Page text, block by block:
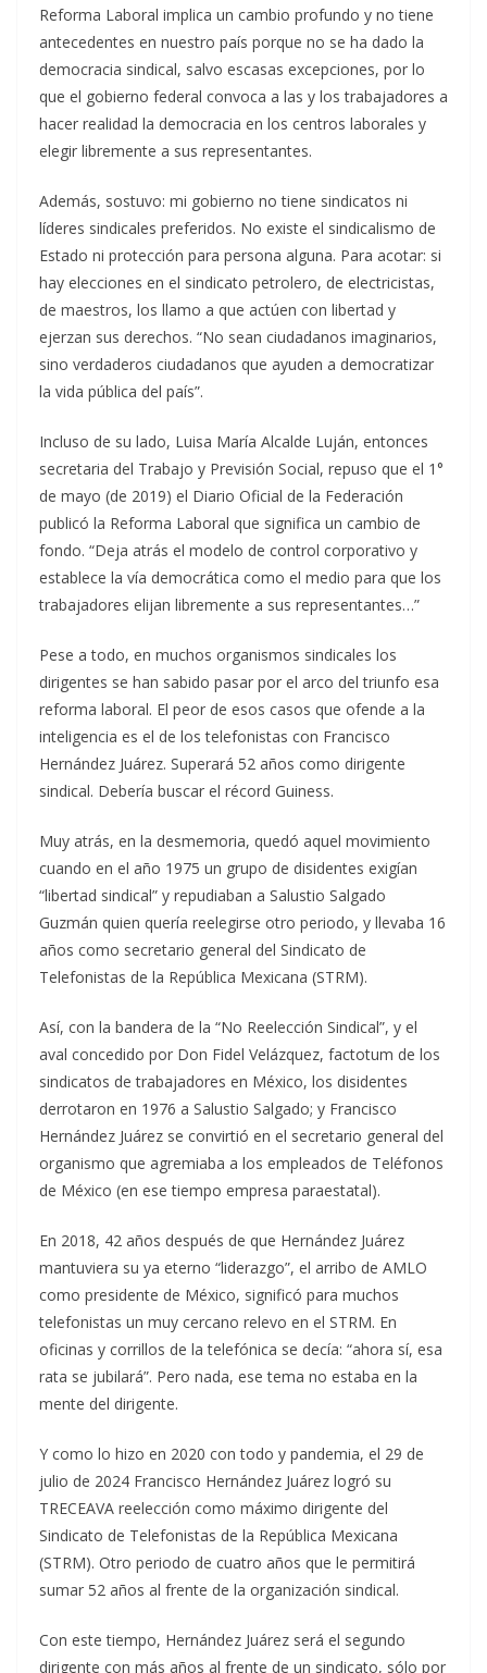
Reforma Laboral implica un cambio profundo y no tiene
antecedentes en nuestro país porque no se ha dado la
democracia sindical, salvo escasas excepciones, por lo
que el gobierno federal convoca a las y los trabajadores a
hacer realidad la democracia en los centros laborales y
elegir libremente a sus representantes.
Además, sostuvo: mi gobierno no tiene sindicatos ni
líderes sindicales preferidos. No existe el sindicalismo de
Estado ni protección para persona alguna. Para acotar: si
hay elecciones en el sindicato petrolero, de electricistas,
de maestros, los llamo a que actúen con libertad y
ejerzan sus derechos. “No sean ciudadanos imaginarios,
sino verdaderos ciudadanos que ayuden a democratizar
la vida pública del país”.
Incluso de su lado, Luisa María Alcalde Luján, entonces
secretaria del Trabajo y Previsión Social, repuso que el 1°
de mayo (de 2019) el Diario Oficial de la Federación
publicó la Reforma Laboral que significa un cambio de
fondo. “Deja atrás el modelo de control corporativo y
establece la vía democrática como el medio para que los
trabajadores elijan libremente a sus representantes…”
Pese a todo, en muchos organismos sindicales los
dirigentes se han sabido pasar por el arco del triunfo esa
reforma laboral. El peor de esos casos que ofende a la
inteligencia es el de los telefonistas con Francisco
Hernández Juárez. Superará 52 años como dirigente
sindical. Debería buscar el récord Guiness.
Muy atrás, en la desmemoria, quedó aquel movimiento
cuando en el año 1975 un grupo de disidentes exigían
“libertad sindical” y repudiaban a Salustio Salgado
Guzmán quien quería reelegirse otro periodo, y llevaba 16
años como secretario general del Sindicato de
Telefonistas de la República Mexicana (STRM).
Así, con la bandera de la “No Reelección Sindical”, y el
aval concedido por Don Fidel Velázquez, factotum de los
sindicatos de trabajadores en México, los disidentes
derrotaron en 1976 a Salustio Salgado; y Francisco
Hernández Juárez se convirtió en el secretario general del
organismo que agremiaba a los empleados de Teléfonos
de México (en ese tiempo empresa paraestatal).
En 2018, 42 años después de que Hernández Juárez
mantuviera su ya eterno “liderazgo”, el arribo de AMLO
como presidente de México, significó para muchos
telefonistas un muy cercano relevo en el STRM. En
oficinas y corrillos de la telefónica se decía: “ahora sí, esa
rata se jubilará”. Pero nada, ese tema no estaba en la
mente del dirigente.
Y como lo hizo en 2020 con todo y pandemia, el 29 de
julio de 2024 Francisco Hernández Juárez logró su
TRECEAVA reelección como máximo dirigente del
Sindicato de Telefonistas de la República Mexicana
(STRM). Otro periodo de cuatro años que le permitirá
sumar 52 años al frente de la organización sindical.
Con este tiempo, Hernández Juárez será el segundo
dirigente con más años al frente de un sindicato, sólo por